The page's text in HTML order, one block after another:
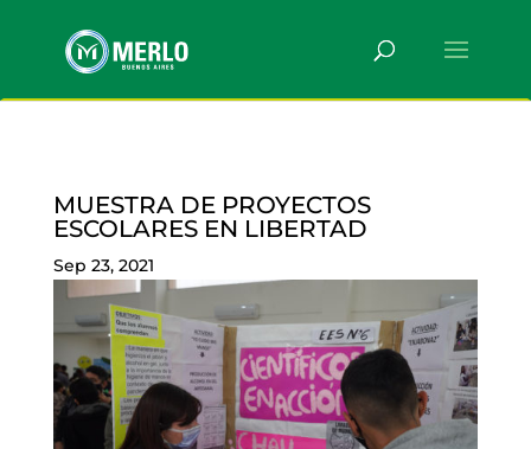
MUESTRA DE PROYECTOS
ESCOLARES EN LIBERTAD
Sep 23, 2021